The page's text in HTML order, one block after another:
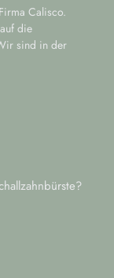
Calisco.
die
sind in der